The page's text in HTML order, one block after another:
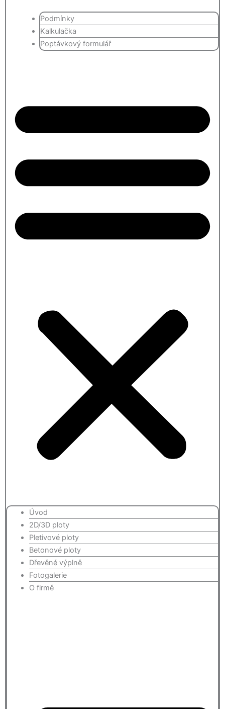
Podmínky
Kalkulačka
Poptávkový formulář
Úvod
2D/3D ploty
Pletivové ploty
Betonové ploty
Dřevěné výplně
Fotogalerie
O firmě